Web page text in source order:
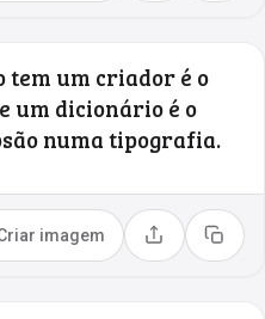
tem um criador é o
um dicionário é o
numa tipografia.
imagem Compartilhar
Copiar